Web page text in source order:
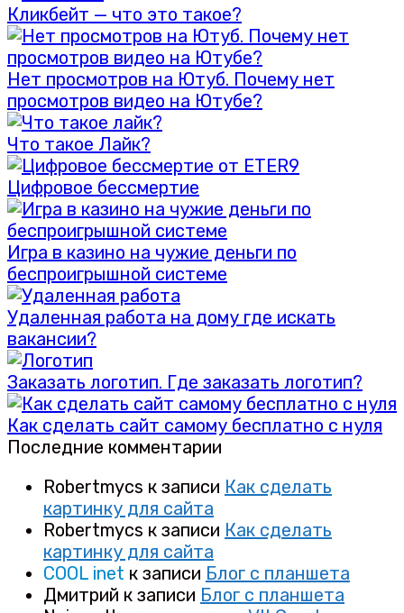
Кликбейт — что это такое?
Нет просмотров на Ютуб. Почему нет
просмотров видео на Ютубе?
Что такое Лайк?
Цифровое бессмертие
Игра в казино на чужие деньги по
беспроигрышной системе
Удаленная работа на дому где искать
вакансии?
Заказать логотип. Где заказать логотип?
Как сделать сайт самому бесплатно с нуля
Последние комментарии
Robertmycs к записи Как сделать
картинку для сайта
Robertmycs к записи Как сделать
картинку для сайта
COOL inet к записи Блог с планшета
Дмитрий к записи Блог с планшета